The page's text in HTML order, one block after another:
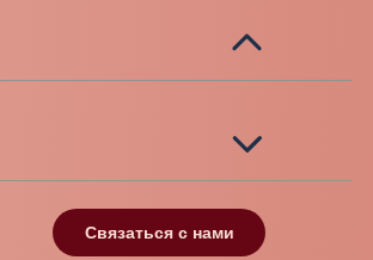
Связаться с нами